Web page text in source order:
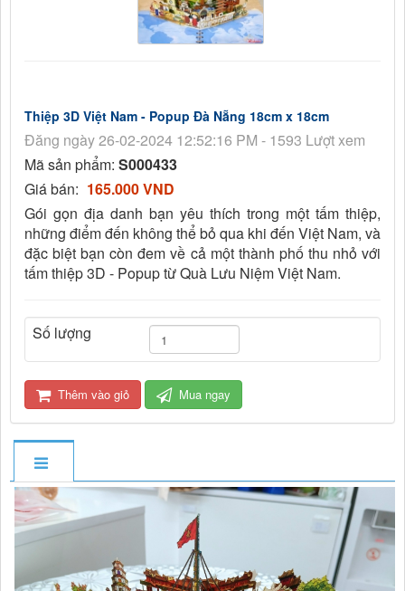
Thiệp 3D Việt Nam - Popup Đà Nẵng 18cm x 18cm
Đăng ngày 26-02-2024 12:52:16 PM - 1593 Lượt xem
Mã sản phẩm: S000433
Giá bán: 165.000 VND
Gói gọn địa danh bạn yêu thích trong một tấm thiệp,
những điểm đến không thể bỏ qua khi đến Việt Nam, và
đặc biệt bạn còn đem về cả một thành phố thu nhỏ với
tấm thiệp 3D - Popup từ Quà Lưu Niệm Việt Nam.
Số lượng
Thêm vào giỏ Mua ngay